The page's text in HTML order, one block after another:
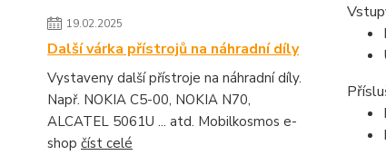
19.02.2025
Další várka přístrojů na náhradní díly
Vystaveny další přístroje na náhradní díly.
Např. NOKIA C5-00, NOKIA N70,
ALCATEL 5061U ... atd. Mobilkosmos e-
shop číst celé